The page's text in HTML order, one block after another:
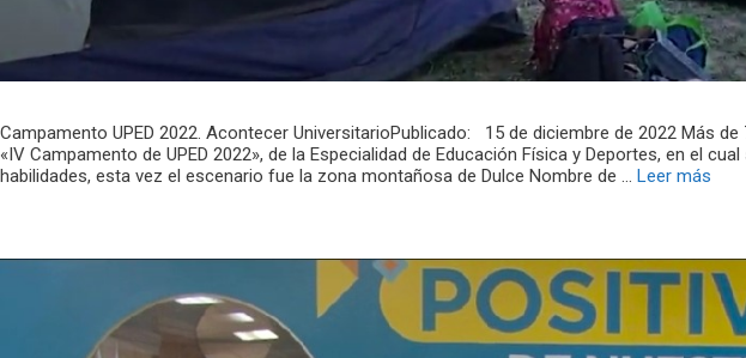
Campamento UPED 2022. Acontecer UniversitarioPublicado: 15 de diciembre de 2022 Más
«IV Campamento de UPED 2022», de la Especialidad de Educación Física y Deportes, en el
habilidades, esta vez el escenario fue la zona montañosa de Dulce Nombre de … Leer más